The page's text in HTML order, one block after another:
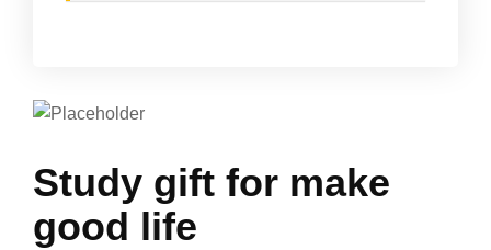
Study gift for make
good life